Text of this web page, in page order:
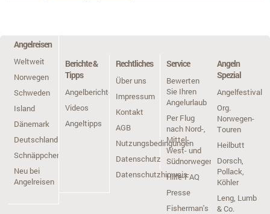
Angelreisen
Weltweit
Norwegen
Schweden
Island
Dänemark
Deutschland
Schnäppchen
Neu bei
Angelreisen
Angeln
Spezial
Angelfestivals
Org.
Norwegen-
Touren
Heilbutt
Dorsch,
Pollack,
Köhler
Leng, Lumb
& Co.
Berichte &
Tipps
Angelberichte
Videos
Angeltipps
Service
Bewerten
Sie Ihren
Angelurlaub
Per Flug
nach Nord-,
Mittel-,
West- und
Südnorwegen
Hilfe-FAQ
Presse
Fisherman's
Rechtliches
Über uns
Impressum
Kontakt
AGB
Nutzungsbedingungen
Datenschutz
Datenschutzhinweis